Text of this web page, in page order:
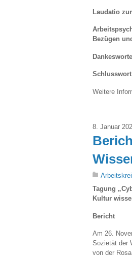
Laudatio
Bezügen
Weitere
8. Januar
Tagung
Kultur
Bericht
Am 26.
Sozietät der
von der